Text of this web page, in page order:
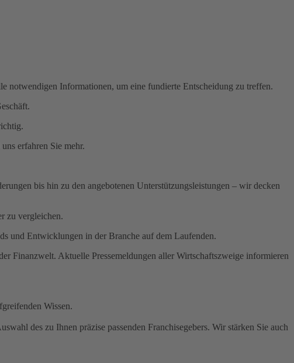
notwendigen Informationen, um eine fundierte Entscheidung zu treffen.
erfahren Sie mehr.
bis hin zu den angebotenen Unterstützungsleistungen – wir decken
zu vergleichen.
und Entwicklungen in der Branche auf dem Laufenden.
Finanzwelt. Aktuelle Pressemeldungen aller Wirtschaftszweige informieren
Wissen.
des zu Ihnen präzise passenden Franchisegebers. Wir stärken Sie auch